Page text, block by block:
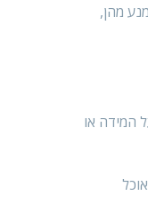
מהן,
המידה או